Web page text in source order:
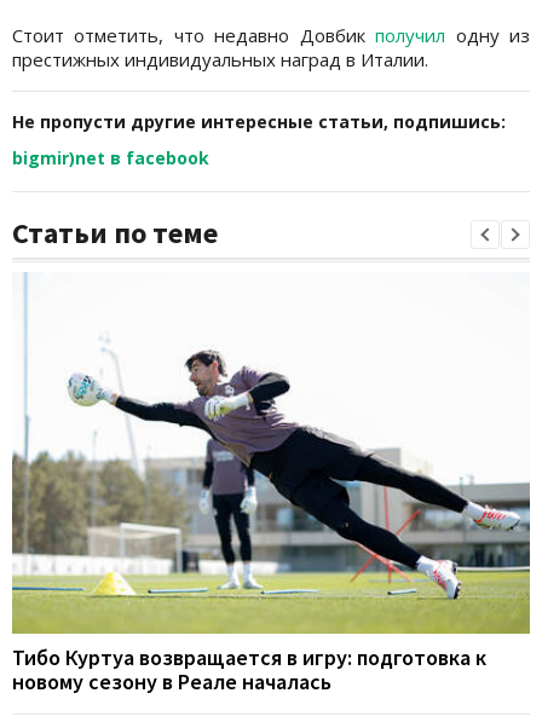
Стоит отметить, что недавно Довбикполучил одну из
престижных индивидуальных наград в Италии.
Не пропусти другие интересные статьи, подпишись:
bigmir)net в facebook
Статьи по теме
Тибо Куртуа возвращается в игру: подготовка к
новому сезону в Реале началась